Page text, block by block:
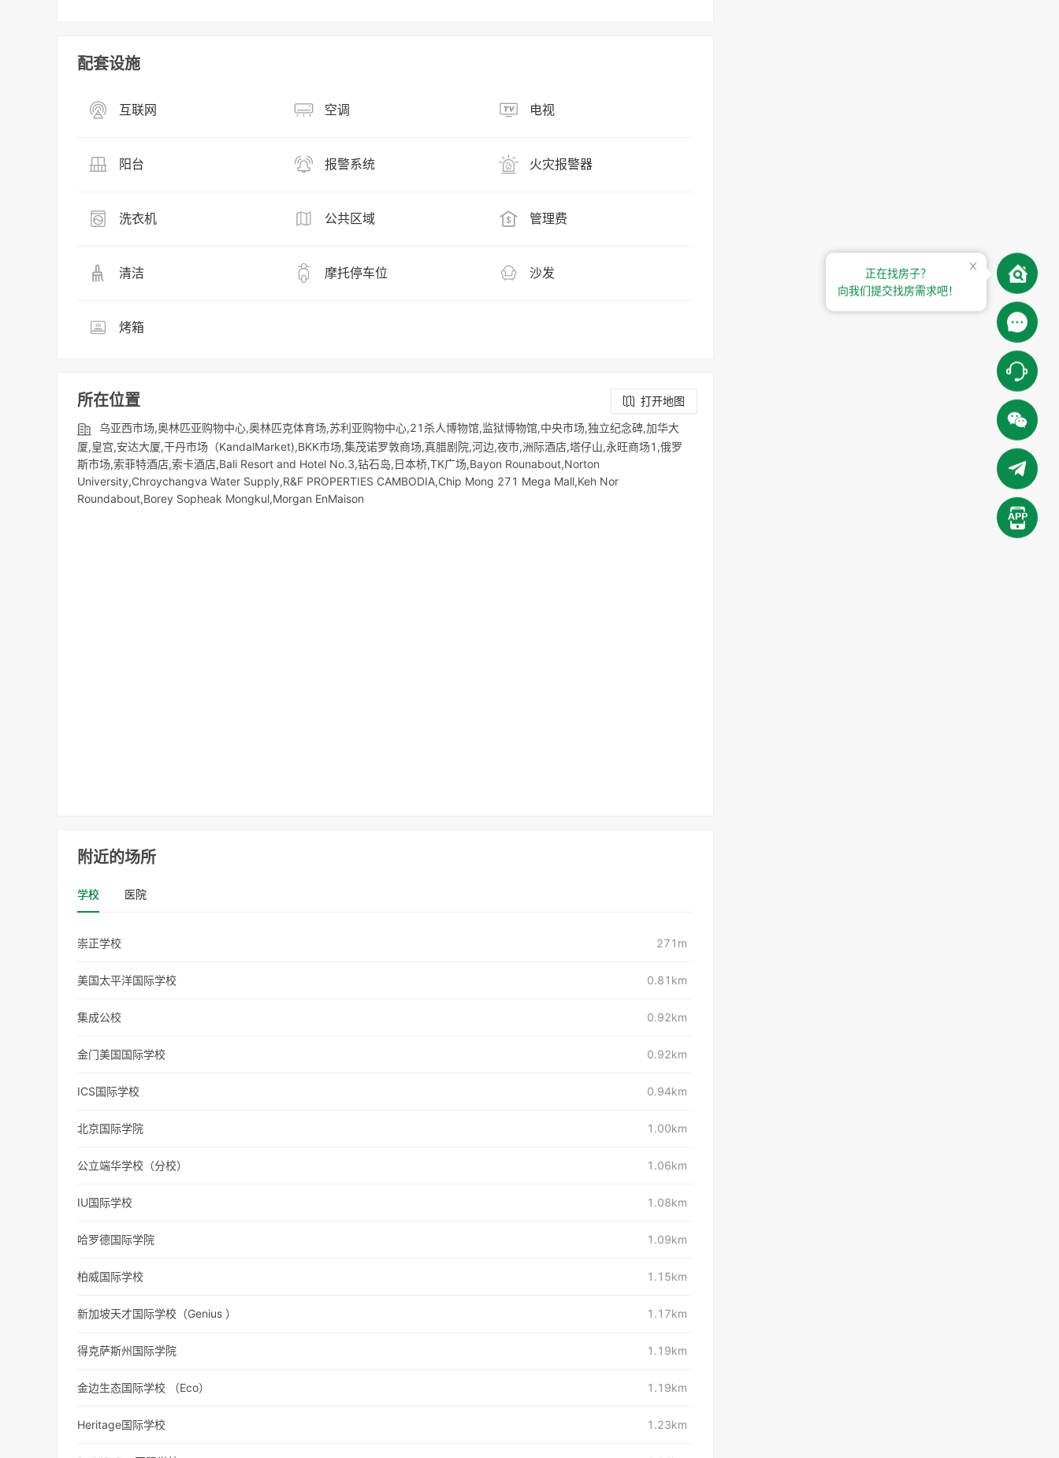
配套设施
互联网 空调 电视
阳台 报警系统 火灾报警器
洗衣机 公共区域 管理费
清洁 摩托停车位 沙发
烤箱
所在位置
打开地图
乌亚西市场,奥林匹亚购物中心,奥林匹克体育场,苏利亚购物中心,21杀人博物馆,监狱博物馆,中央市场,独立纪念碑,加华大
厦,皇宫,安达大厦,干丹市场（KandalMarket),BKK市场,集茂诺罗敦商场,真腊剧院,河边,夜市,洲际酒店,塔仔山,永旺商场1,俄罗
斯市场,索菲特酒店,索卡酒店,Bali Resort and Hotel No.3,钻石岛,日本桥,TK广场,Bayon Rounabout,Norton
University,Chroychangva Water Supply,R&F PROPERTIES CAMBODIA,Chip Mong 271 Mega Mall,Keh Nor
Roundabout,Borey Sopheak Mongkul,Morgan EnMaison
附近的场所
学校 医院
崇正学校 271m
美国太平洋国际学校 0.81km
集成公校 0.92km
金门美国国际学校 0.92km
ICS国际学校 0.94km
北京国际学院 1.00km
公立端华学校（分校） 1.06km
IU国际学校 1.08km
哈罗德国际学院 1.09km
柏威国际学校 1.15km
新加坡天才国际学校（Genius ） 1.17km
得克萨斯州国际学院 1.19km
金边生态国际学校 （Eco） 1.19km
Heritage国际学校 1.23km
正在找房子？
向我们提交找房需求吧！